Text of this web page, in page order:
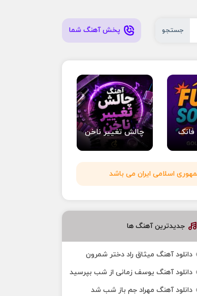
جستجو پخش آهنگ شما
چالش تغییر ناخن
اسلامی ایران می باشد
جدیدترین آهنگ ها
دانلود آهنگ میثاق راد دختر شمرون
دانلود آهنگ یوسف زمانی از شب بپرسید
دانلود آهنگ مهراد جم باز شب شد